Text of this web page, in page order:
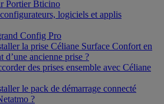
Portier Bticino
logiciels et applis
Config Pro
la prise Céliane Surface Confort en
d’une ancienne prise ?
des prises ensemble avec Céliane
le pack de démarrage connecté
?